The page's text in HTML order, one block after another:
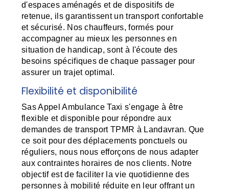
d'espaces aménagés et de dispositifs de
retenue, ils garantissent un transport confortable
et sécurisé. Nos chauffeurs, formés pour
accompagner au mieux les personnes en
situation de handicap, sont à l'écoute des
besoins spécifiques de chaque passager pour
assurer un trajet optimal.
Flexibilité et disponibilité
Sas Appel Ambulance Taxi s'engage à être
flexible et disponible pour répondre aux
demandes de transport TPMR à Landavran. Que
ce soit pour des déplacements ponctuels ou
réguliers, nous nous efforçons de nous adapter
aux contraintes horaires de nos clients. Notre
objectif est de faciliter la vie quotidienne des
personnes à mobilité réduite en leur offrant un